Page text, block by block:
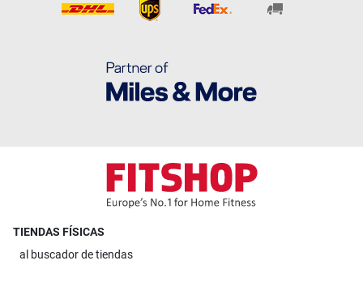
TIENDAS FÍSICAS
al buscador de tiendas